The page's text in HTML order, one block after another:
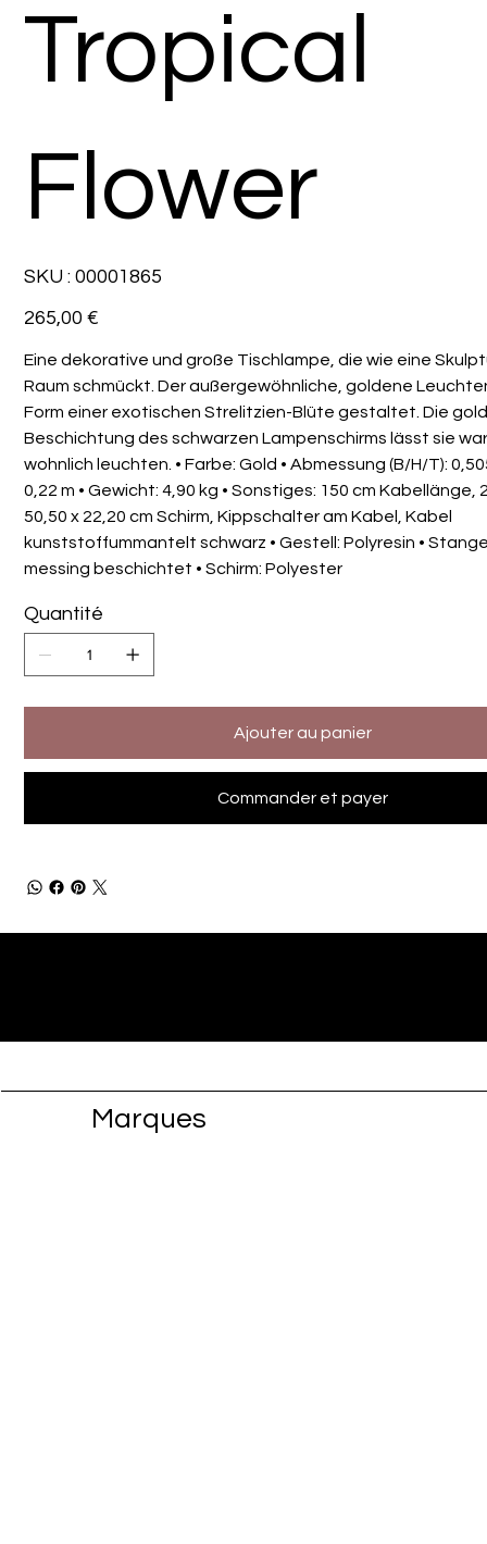
Tropical
Flower
SKU : SKU
00001865
00001865
Prix
265,00 €
Eine dekorative und große Tischlampe, die wie eine
Raum schmückt. Der außergewöhnliche, goldene
Form einer exotischen Strelitzien-Blüte gestaltet. Die
Beschichtung des schwarzen Lampenschirms lässt sie
wohnlich leuchten. • Farbe: Gold • Abmessung (B/H/T):
0,22 m • Gewicht: 4,90 kg • Sonstiges: 150 cm Kabellänge,
50,50 x 22,20 cm Schirm, Kippschalter am Kabel, Kabel
kunststoffummantelt schwarz • Gestell: Polyresin •
messing beschichtet • Schirm: Polyester
Quantité
Ajouter au panier
Commander et payer
Marques